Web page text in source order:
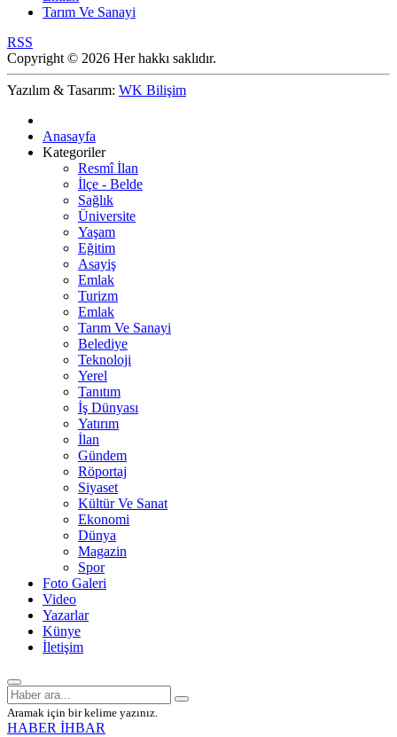
Tarım Ve Sanayi
RSS
Copyright © 2026 Her hakkı saklıdır.
Yazılım & Tasarım: WK Bilişim
Anasayfa
Kategoriler
Resmî İlan
İlçe - Belde
Sağlık
Üniversite
Yaşam
Eğitim
Asayiş
Emlak
Turizm
Emlak
Tarım Ve Sanayi
Belediye
Teknoloji
Yerel
Tanıtım
İş Dünyası
Yatırım
İlan
Gündem
Röportaj
Siyaset
Kültür Ve Sanat
Ekonomi
Dünya
Magazin
Spor
Foto Galeri
Video
Yazarlar
Künye
İletişim
Aramak için bir kelime yazınız.
HABER İHBAR